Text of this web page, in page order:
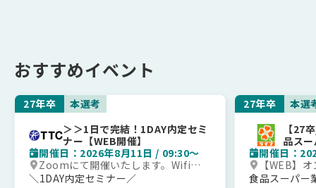
です。 今回は、そんな特別な豚を育て
る仕事の裏側と、「残業ほぼなし」
「オフも充実」という意外な働き方を
WEBでまるっとご紹介します！
【こんな方はぜひ！】
「生き物や豚が好き」
「BtoB企業の事業内容はイメージが湧
かないが知りたい」
「オフも充実
WEBでまる
【こんな方
「生き物や
「BtoB企業
かないが知り
おすすめイベント
27年卒
本選考
＞＞1日で完結！1DAY内定セミ
ナー【WEB開催】
開催日：2026年8月11日 / 09:30〜
Zoomにて開催いたします。Wifi環
境が整った場所でご参加ください。
＼1DAY内定セミナー／
27年卒
本選
【27
品ス
別選
開催日：
【WEB】
て）
食品スーパー